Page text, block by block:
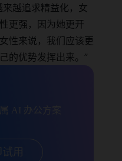
越追求精益化，女
更强，因为她更开
性来说，我们应该更
的优势发挥出来。”
AI 办公方案
用